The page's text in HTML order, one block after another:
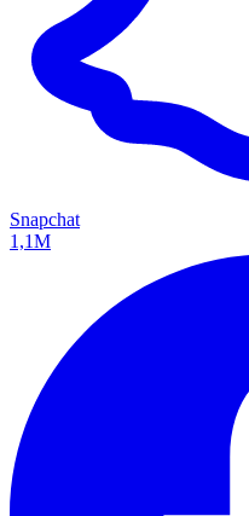
Snapchat
1,1M